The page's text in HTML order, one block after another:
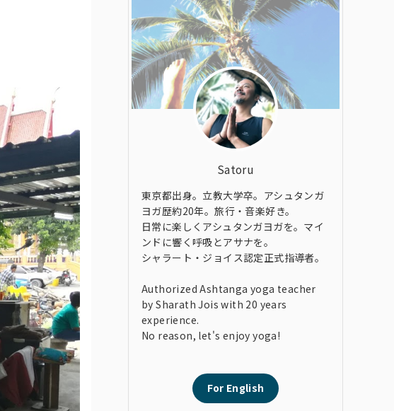
Satoru
東京都出身。立教大学卒。アシュタンガ
ヨガ歴約20年。旅行・音楽好き。
日常に楽しくアシュタンガヨガを。マイ
ンドに響く呼吸とアサナを。
シャラート・ジョイス認定正式指導者。
Authorized Ashtanga yoga teacher
by Sharath Jois with 20 years
experience.
No reason, let's enjoy yoga!
For English